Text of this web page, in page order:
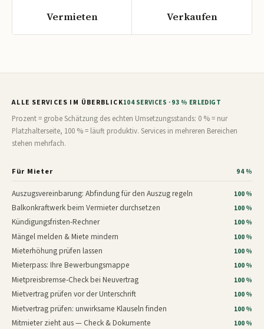
Vermieten Verkaufen
ALLE SERVICES IM ÜBERBLICK104 SERVICES · 93 % ERLEDIGT
Prozent = grobe Schätzung des echten Umsetzungsstands: 0 % = nur
Platzhalterseite, 100 % = läuft produktiv. Services in mehreren Bereichen
stehen mehrfach.
Für Mieter 94 %
Auszugsvereinbarung: Abfindung für den Auszug regeln 100 %
Balkonkraftwerk beim Vermieter durchsetzen 100 %
Kündigungsfristen-Rechner 100 %
Mängel melden & Miete mindern 100 %
Mieterhöhung prüfen lassen 100 %
Mieterpass: Ihre Bewerbungsmappe 100 %
Mietpreisbremse-Check bei Neuvertrag 100 %
Mietvertrag prüfen vor der Unterschrift 100 %
Mietvertrag prüfen: unwirksame Klauseln finden 100 %
Mitmieter zieht aus — Check & Dokumente 100 %